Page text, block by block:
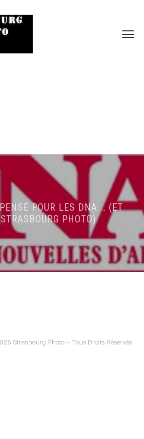
POUR LES DNA … (ET
PHOTO)
Strasbourg Photo – Tous Droits Réservés.